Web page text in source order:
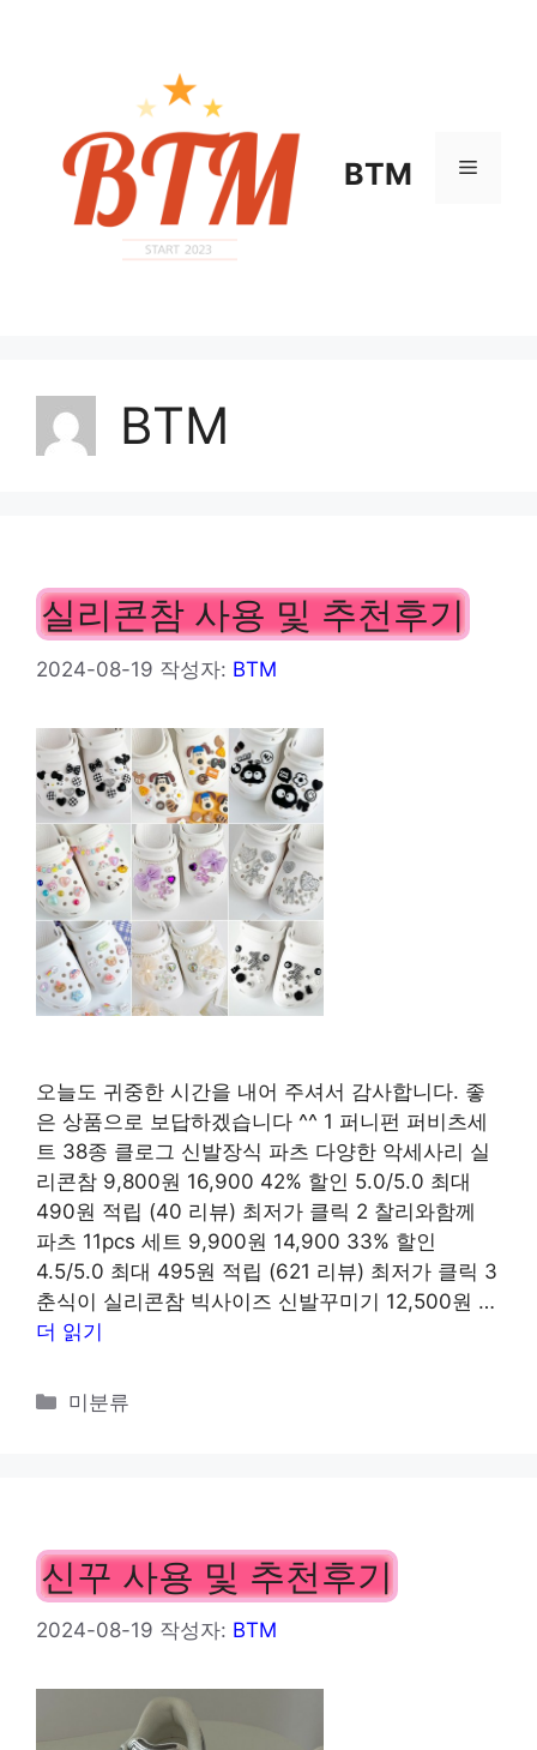
BTM 메
BTM
실리콘참 사용 및 추천후기
2024-08-19 작성자: BTM
오늘도 귀중한 시간을 내어 주셔서 감사합니다. 좋
은 상품으로 보답하겠습니다 ^^ 1 퍼니펀 퍼비츠세
트 38종 클로그 신발장식 파츠 다양한 악세사리 실
리콘참 9,800원 16,900 42% 할인 5.0/5.0 최대
490원 적립 (40 리뷰) 최저가 클릭 2 찰리와함께
파츠 11pcs 세트 9,900원 14,900 33% 할인
4.5/5.0 최대 495원 적립 (621 리뷰) 최저가 클릭 3
춘식이 실리콘참 빅사이즈 신발꾸미기 12,500원 …
더 읽기
카
미분류
신꾸 사용 및 추천후기
2024-08-19 작성자: BTM